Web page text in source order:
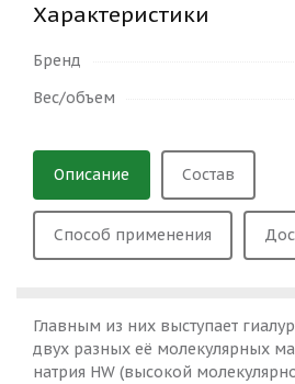
Характеристики
Бренд
Вес/объем
Описание Состав
Способ применения
Главным из них выступает
двух разных её молекулярных
натрия HW (высокой